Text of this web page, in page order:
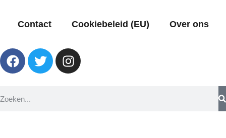
Contact Cookiebeleid (EU) Over ons